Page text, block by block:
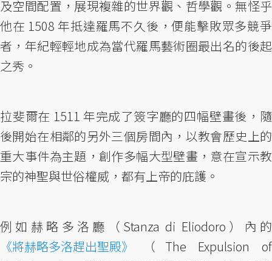
及空間配置，展現複雜的世界觀、哲學觀。無怪乎
他在 1508 年抵達羅馬不久後，便能擊敗眾多競爭
者，年紀輕輕地成為當代羅馬藝術圈最出名的後起
之秀。
拉斐爾在 1511 年完成了簽字廳的四幅壁畫後，隨
後開始在相鄰的另外三個房間內，以教會歷史上的
重大事件為主題，創作多幅大型壁畫，意在宣示教
宗的神聖與世俗權威，都有上帝的庇護。
例如赫略多洛廳（Stanza di Eliodoro）內的
《將赫略多洛趕出聖殿》
（The Expulsion of